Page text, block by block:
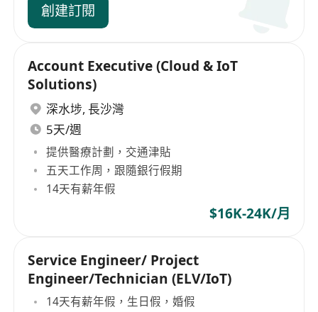
創建訂閱
Account Executive (Cloud & IoT
Solutions)
深水埗, 長沙灣
5天/週
提供醫療計劃，交通津貼
五天工作周，跟隨銀行假期
14天有薪年假
$16K-24K/月
Service Engineer/ Project
Engineer/Technician (ELV/IoT)
14天有薪年假，生日假，婚假